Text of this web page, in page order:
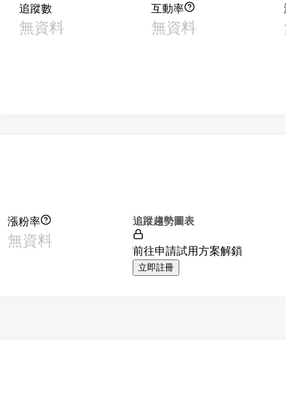
追蹤數
無資料
互動率
無資料
漲粉率
無資料
追蹤趨勢圖表
前往申請試用方案解鎖
立即註冊